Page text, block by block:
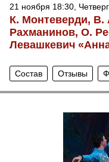
21 ноября 18:30, Четверг
К. Монтеверди, В.
Рахманинов, О.
Левашкевич
Состав Отзывы